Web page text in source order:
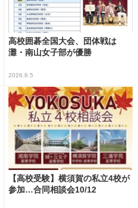
高校囲碁全国大会、団体戦は
灘・南山女子部が優勝
2026.8.5
【高校受験】横須賀の私立4校が
参加…合同相談会10/12